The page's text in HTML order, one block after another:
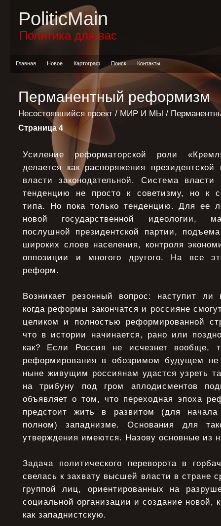
PoliticMain
Политика для вас
Главная Новое Картограф Поиск Контакты
Перманентный реформизм
Несостоявшийся проект / МИР И МЫ /
Страница 4
Усиление реформаторской роли
делается как распоряжения
власти законодательной. Система
тенденцию не просто к советизму, но к
типа. Но пока только тенденцию. Для ее
новой государственной идеологии,
послушной президентской партии,
широких слоев населения, контроля
оппозиции и многого другого. На все
реформ.
Возникает резонный вопрос: наступит
когда реформы закончатся и россияне
целиком и полностью реформированной
что в истории начинается, рано или
как? Если Россия не исчезнет вообще,
реформирования в обозримом будущем
ныне живущим россиянам удастся узреть
на трибуну под гром аплодисментов
объявляет о том, что переходная эпоха
предстоит жить в развитом (для
полном) западнизме. Основания для
утверждения имеются. Назову основные из
Задача политического переворота в
свелась к захвату высшей власти в стране
группой лиц, ориентированных на
социальной организации и создание новой,
как западнистскую.